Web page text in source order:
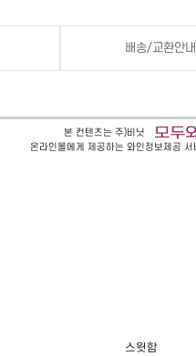
배송/교환안내
본 컨텐츠는 주)비닛
온라인몰에게 제공하는 와인정보제공 서
스윗함